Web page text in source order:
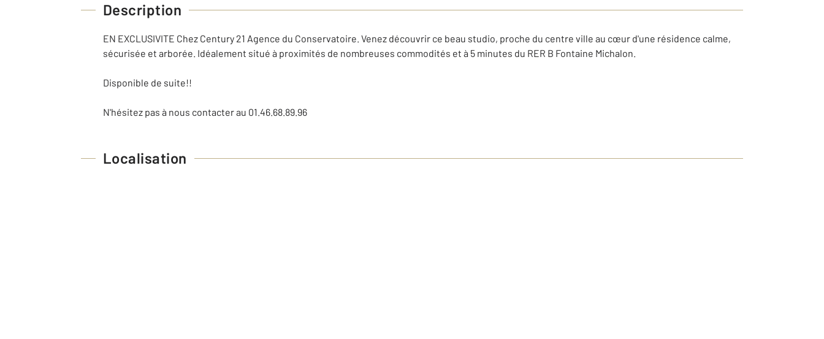
Description
EN EXCLUSIVITE Chez Century 21 Agence du Conservatoire. Venez découvrir ce beau studio, proche du centre ville au cœur d'une résidence calme,
sécurisée et arborée. Idéalement situé à proximités de nombreuses commodités et à 5 minutes du RER B Fontaine Michalon.
Disponible de suite!!
N'hésitez pas à nous contacter au 01.46.68.89.96
Localisation